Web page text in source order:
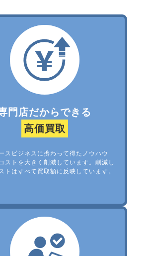
門店だからできる
高価買取
スビジネスに携わって得たノウハウ
ストを大きく削減しています。削減し
トはすべて買取額に反映しています。